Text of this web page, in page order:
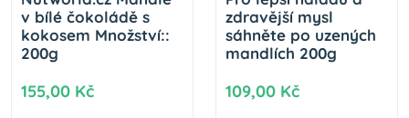
v bílé čokoládě s
kokosem Množství::
200g
155,00 Kč
zdravější mysl
sáhněte po uzených
mandlích 200g
109,00 Kč